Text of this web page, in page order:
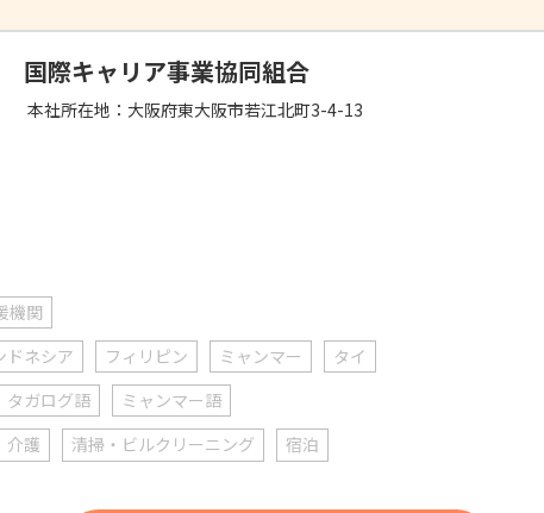
国際キャリア事業協同組合
本社所在地： 大阪府東大阪市若江北町3-4-13
機関
ドネシア フィリピン ミャンマー
タイ
タガログ語
ミャンマー語
介護 清掃・ビルクリーニング 宿泊